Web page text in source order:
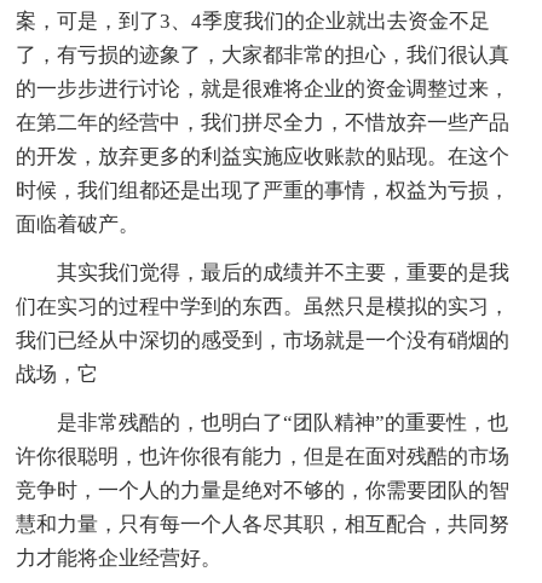
案，可是，到了3、4季度我们的企业就出去资金不足
了，有亏损的迹象了，大家都非常的担心，我们很认真
的一步步进行讨论，就是很难将企业的资金调整过来，
在第二年的经营中，我们拼尽全力，不惜放弃一些产品
的开发，放弃更多的利益实施应收账款的贴现。在这个
时候，我们组都还是出现了严重的事情，权益为亏损，
面临着破产。
其实我们觉得，最后的成绩并不主要，重要的是我
们在实习的过程中学到的东西。虽然只是模拟的实习，
我们已经从中深切的感受到，市场就是一个没有硝烟的
战场，它
是非常残酷的，也明白了“团队精神”的重要性，也
许你很聪明，也许你很有能力，但是在面对残酷的市场
竞争时，一个人的力量是绝对不够的，你需要团队的智
慧和力量，只有每一个人各尽其职，相互配合，共同努
力才能将企业经营好。